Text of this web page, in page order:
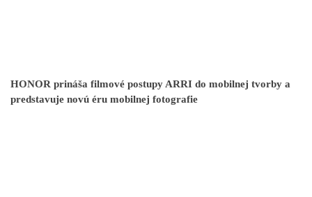
HONOR prináša filmové postupy ARRI do mobilnej tvorby a
predstavuje novú éru mobilnej fotografie